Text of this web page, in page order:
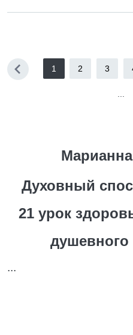
1 2 3
Духовный
21 урок
душевного
...